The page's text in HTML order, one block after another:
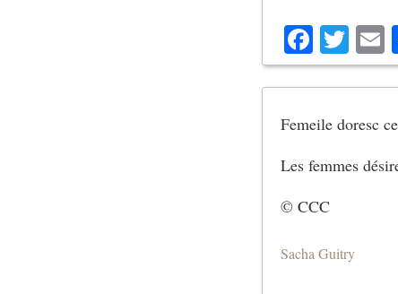
Femeile doresc
Les femmes
© CCC
Sacha Guitry